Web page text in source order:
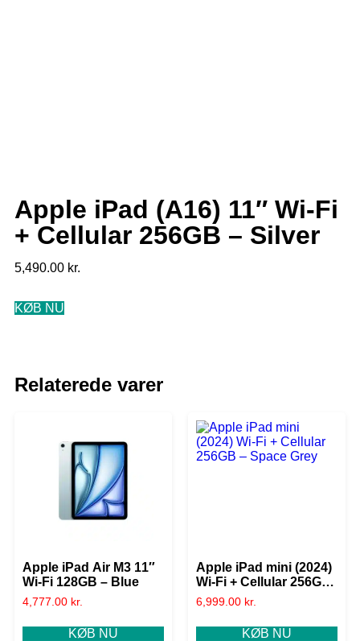
Apple iPad (A16) 11″ Wi-Fi
+ Cellular 256GB – Silver
5,490.00 kr.
KØB NU
Relaterede varer
Apple iPad Air M3 11″
Wi-Fi 128GB – Blue
4,777.00 kr.
KØB NU
Apple iPad mini (2024)
Wi-Fi + Cellular 256GB
– Space Grey
6,999.00 kr.
KØB NU